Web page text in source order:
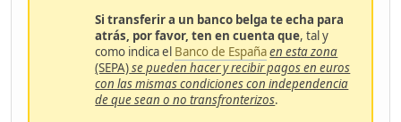
Si transferir a un banco belga te echa para
atrás, por favor, ten en cuenta que, tal y
como indica el Banco de Españaen esta zona
(SEPA)se pueden hacer y recibir pagos en euros
con las mismas condiciones con independencia
de que sean o no transfronterizos.